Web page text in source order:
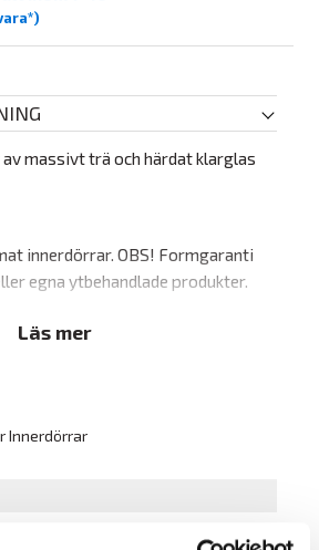
massivt trä och härdat klarglas
innerdörrar. OBS! Formgaranti
egna ytbehandlade produkter.
Läs mer
Innerdörrar